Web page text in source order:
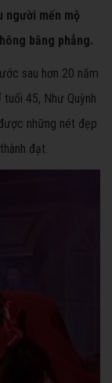
mến mộ
bằng phẳng.
sau hơn 20 năm
45, Như Quỳnh
những nét đẹp
đạt.